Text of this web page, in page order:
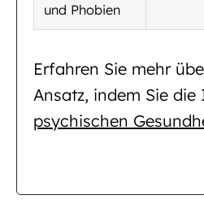
und Phobien
Erfahren Sie mehr
Ansatz, indem Sie
psychischen